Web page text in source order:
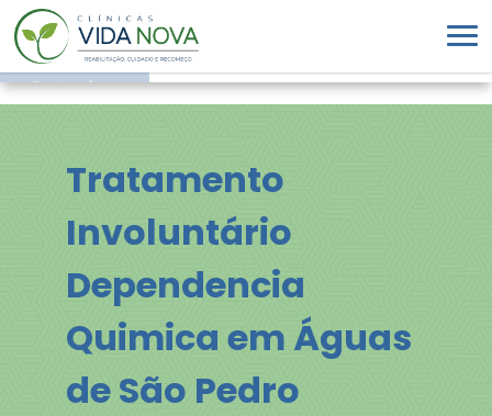
Tratamento
Involuntário
Dependencia
Quimica em Águas
de São Pedro